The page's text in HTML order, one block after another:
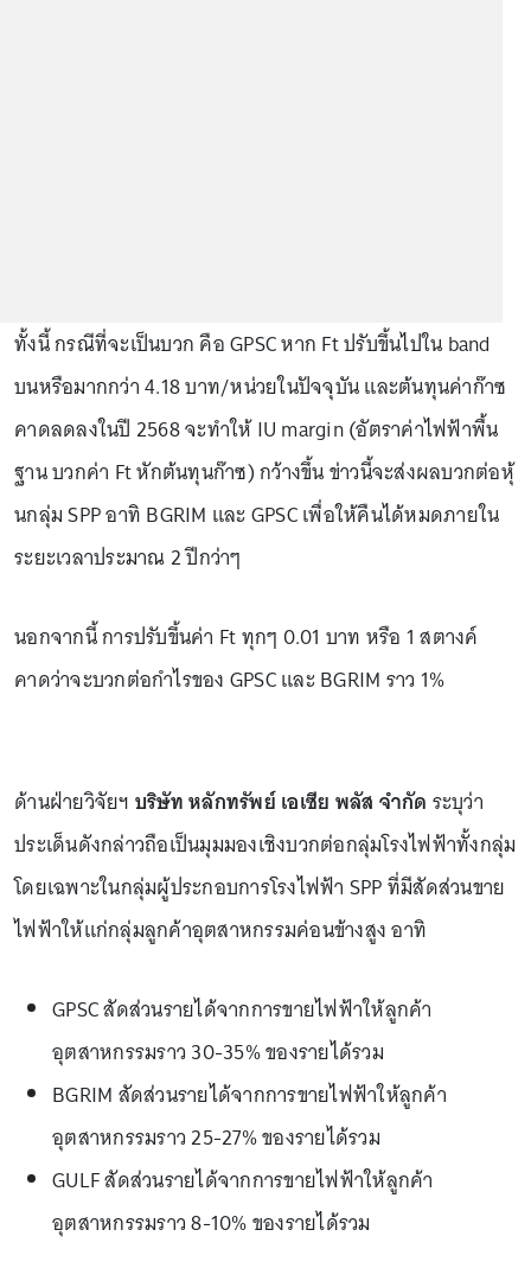
ทั้งนี้ กรณีที่จะเป็นบวก คือ GPSC หาก Ft ปรับขึ้นไปใน band
บนหรือมากกว่า 4.18 บาท/หน่วยในปัจจุบัน และต้นทุนค่าก๊าซ
คาดลดลงในปี 2568 จะทำให้ IU margin (อัตราค่าไฟฟ้าพื้น
ฐาน บวกค่า Ft หักต้นทุนก๊าซ) กว้างขึ้น ข่าวนี้จะส่งผลบวกต่อหุ้
นกลุ่ม SPP อาทิ BGRIM และ GPSC เพื่อให้คืนได้หมดภายใน
ระยะเวลาประมาณ 2 ปีกว่าๆ
นอกจากนี้ การปรับขึ้นค่า Ft ทุกๆ 0.01 บาท หรือ 1 สตางค์
คาดว่าจะบวกต่อกำไรของ GPSC และ BGRIM ราว 1%
ด้านฝ่ายวิจัยฯ บริษัท หลักทรัพย์ เอเซีย พลัส จำกัด ระบุว่า
ประเด็นดังกล่าวถือเป็นมุมมองเชิงบวกต่อกลุ่มโรงไฟฟ้าทั้งกลุ่ม
โดยเฉพาะในกลุ่มผู้ประกอบการโรงไฟฟ้า SPP ที่มีสัดส่วนขาย
ไฟฟ้าให้แก่กลุ่มลูกค้าอุตสาหกรรมค่อนข้างสูง อาทิ
GPSC สัดส่วนรายได้จากการขายไฟฟ้าให้ลูกค้า
อุตสาหกรรมราว 30-35% ของรายได้รวม
BGRIM สัดส่วนรายได้จากการขายไฟฟ้าให้ลูกค้า
อุตสาหกรรมราว 25-27% ของรายได้รวม
GULF สัดส่วนรายได้จากการขายไฟฟ้าให้ลูกค้า
อุตสาหกรรมราว 8-10% ของรายได้รวม